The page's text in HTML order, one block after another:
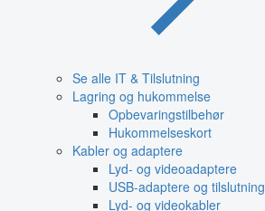
Se alle IT & Tilslutning
Lagring og hukommelse
Opbevaringstilbehør
Hukommelseskort
Kabler og adaptere
Lyd- og videoadaptere
USB-adaptere og tilslutning
Lyd- og videokabler